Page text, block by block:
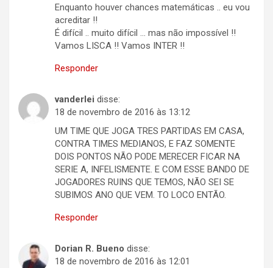
Enquanto houver chances matemáticas .. eu vou
acreditar !!
É difícil .. muito difícil … mas não impossível !!
Vamos LISCA !! Vamos INTER !!
Responder
vanderlei disse:
18 de novembro de 2016 às 13:12
UM TIME QUE JOGA TRES PARTIDAS EM CASA,
CONTRA TIMES MEDIANOS, E FAZ SOMENTE
DOIS PONTOS NÃO PODE MERECER FICAR NA
SERIE A, INFELISMENTE. E COM ESSE BANDO DE
JOGADORES RUINS QUE TEMOS, NÃO SEI SE
SUBIMOS ANO QUE VEM. TO LOCO ENTÃO.
Responder
Dorian R. Bueno disse:
18 de novembro de 2016 às 12:01